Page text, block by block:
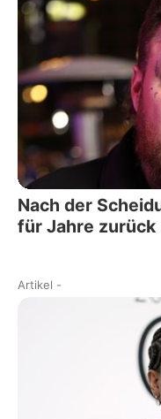
Nach der
für Jahre zurück
Artikel -